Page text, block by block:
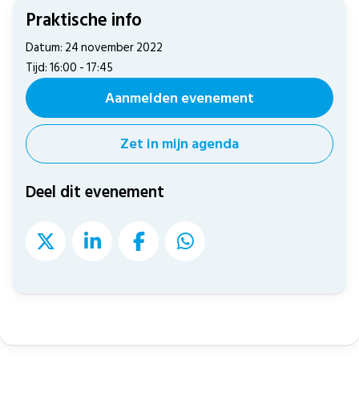
Praktische info
Datum: 24 november 2022
Tijd: 16:00 - 17:45
Aanmelden evenement
Zet in mijn agenda
Deel dit evenement